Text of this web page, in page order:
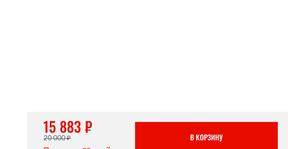
15 883 ₽
20 000 ₽ В КОРЗИНУ